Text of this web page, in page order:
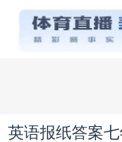
英语报纸答案